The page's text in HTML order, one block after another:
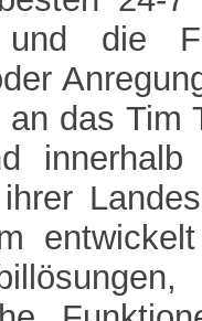
und die
das Tim